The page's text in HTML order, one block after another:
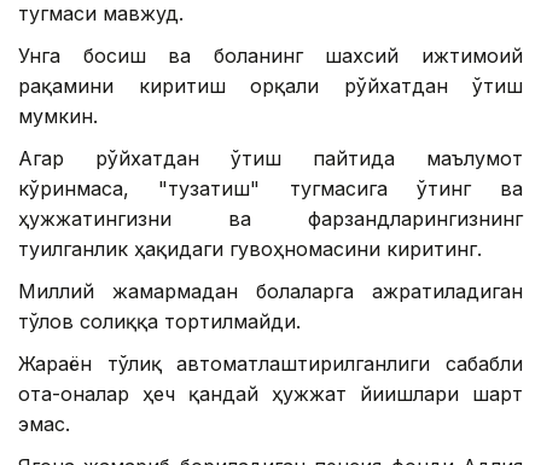
тугмаси мавжуд.
Унга босиш ва боланинг шахсий ижтимоий
рақамини киритиш орқали рўйхатдан ўтиш
мумкин.
Агар рўйхатдан ўтиш пайтида маълумот
кўринмаса, "тузатиш" тугмасига ўтинг ва
ҳужжатингизни ва фарзандларингизнинг
туғилганлик ҳақидаги гувоҳномасини киритинг.
Миллий жамғармадан болаларга ажратиладиган
тўлов солиққа тортилмайди.
Жараён тўлиқ автоматлаштирилганлиги сабабли
ота-оналар ҳеч қандай ҳужжат йиғишлари шарт
эмас.